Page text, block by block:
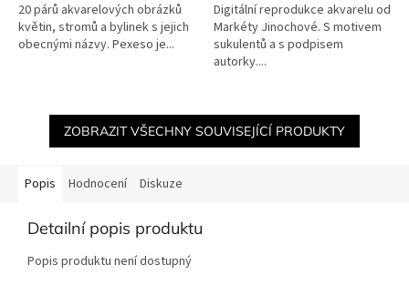
20 párů akvarelových obrázků
květin, stromů a bylinek s jejich
obecnými názvy. Pexeso je...
Digitální reprodukce akvarelu od
Markéty Jinochové. S motivem
sukulentů a s podpisem
autorky....
ZOBRAZIT VŠECHNY SOUVISEJÍCÍ PRODUKTY
Popis Hodnocení Diskuze
Detailní popis produktu
Popis produktu není dostupný